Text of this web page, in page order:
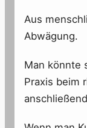
Aus
Abwägung.
Man könnte
Praxis beim